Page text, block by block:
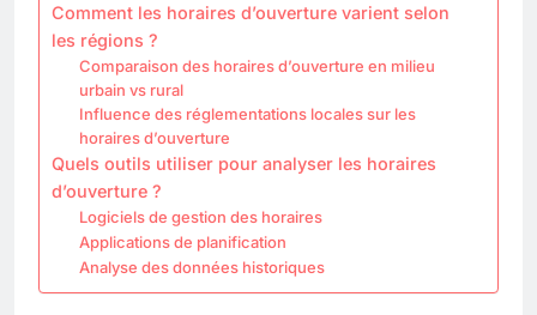
Comment les horaires d’ouverture varient selon
les régions ?
Comparaison des horaires d’ouverture en milieu
urbain vs rural
Influence des réglementations locales sur les
horaires d’ouverture
Quels outils utiliser pour analyser les horaires
d’ouverture ?
Logiciels de gestion des horaires
Applications de planification
Analyse des données historiques